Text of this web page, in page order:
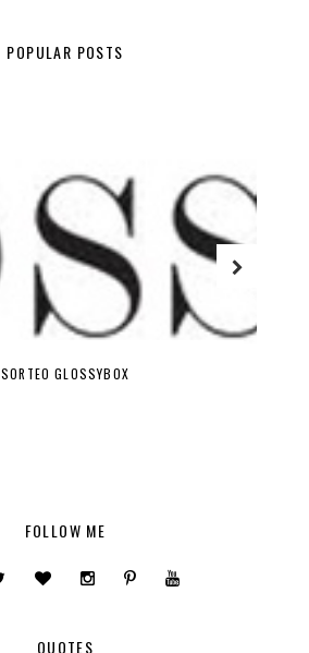
POPULAR POSTS
SORTEO GLOSSYBOX
FOLLOW ME
QUOTES